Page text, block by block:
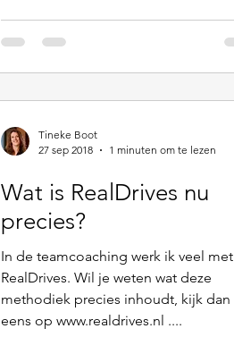
Tineke Boot
27 sep 2018
1 minuten om te lezen
Wat is RealDrives nu
precies?
In de teamcoaching werk ik veel met
RealDrives. Wil je weten wat deze
methodiek precies inhoudt, kijk dan
eens op www.realdrives.nl ....